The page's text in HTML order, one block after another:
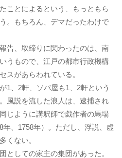
ことによるという、もっともら
。もちろん、デマだったわけで
告、取締りに関わったのは、南
うもので、江戸の都市行政機構
スがあらわれている。
1、2軒、ソバ屋も1、2軒という
風説を流した浪人は、逮捕され
じように講釈師で戯作者の馬場
、1758年）。ただし、浮説、虚
くない。
しての家主の集団があった。